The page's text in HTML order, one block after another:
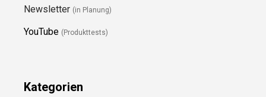
Newsletter (in Planung)
YouTube (Produkttests)
Kategorien